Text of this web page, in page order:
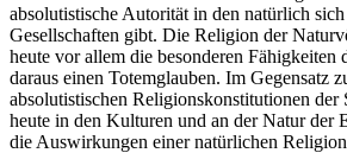
absolutistische Autorität in den natürlich
Gesellschaften gibt. Die Religion der
heute vor allem die besonderen Fähigkeiten
daraus einen Totemglauben. Im Gegensatz
absolutistischen Religionskonstitutionen der
heute in den Kulturen und an der Natur der
die Auswirkungen einer natürlichen